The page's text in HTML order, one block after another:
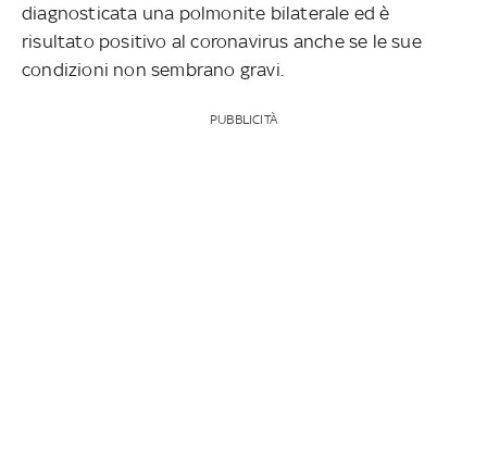
diagnosticata una polmonite bilaterale ed è
risultato positivo al coronavirus anche se le sue
condizioni non sembrano gravi.
PUBBLICITÀ